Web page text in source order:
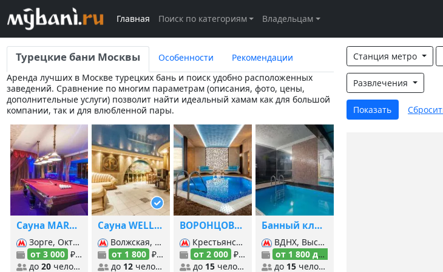
Главная Поиск по категориям Владельцам
Станция метро
Развлечения
Турецкие бани Москвы Особенности
Рекомендации
Аренда лучших в Москве турецких бань и поиск удобно расположенных
заведений. Сравнение по многим параметрам (описания, фото, цены,
дополнительные услуги) позволит найти идеальный хамам как для большой
компании, так и для влюбленной пары.
Сауна MARAKESH
Зорге, Октябрьское поле, Панфиловская, Хорошёво,
от 3 000 ₽/час
до 20 человек
Сауна WELLNESS на Волгоградском
Волжская, Кузьминки, Печатники (Люб.-Дмитровская), Печатники (б. Кольцевая), Текстильщики (б. Кольцевая), Текстильщики (Таг.-Краснопр.),
от 1 800 ₽/час
до 12человек
ВОРОНЦОВСКИЕ БАНИ
Крестьянская застава, Марксистская, Пролетарская, Таганская (Кольцевая), Таганская (Таг.-Краснопр.),
от 2 000 ₽/час
до 15человек
Банный клуб Стихия
ВДНХ, Выставочный центр, Улица Сергея Эйзенштейна,
от 1 800 до 2 000
до 15 человек